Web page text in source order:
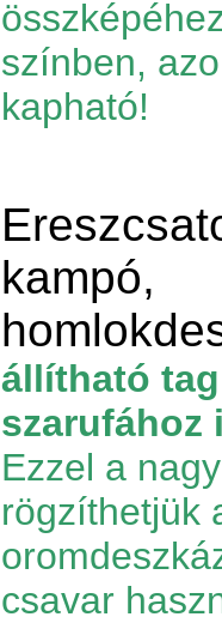
színben,
kapható!
kampó,
állítható
szarufához
Ezzel a
rögzíthetjük
csavar